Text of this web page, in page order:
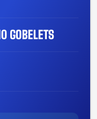
GOBELETS